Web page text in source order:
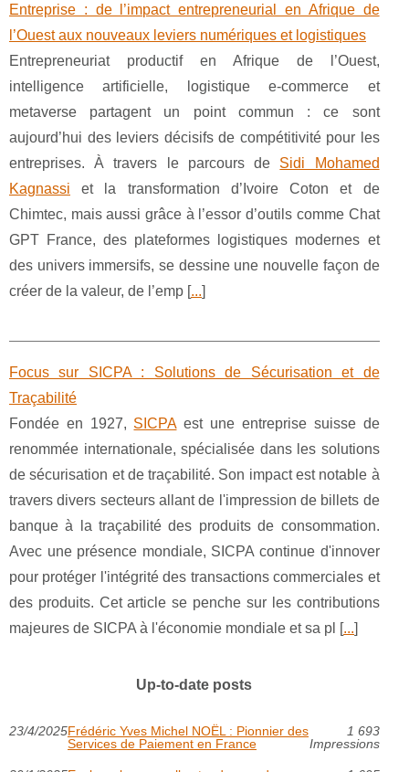
Entreprise : de l’impact entrepreneurial en Afrique de
l’Ouest aux nouveaux leviers numériques et logistiques
Entrepreneuriat productif en Afrique de l’Ouest,
intelligence artificielle, logistique e-commerce et
metaverse partagent un point commun : ce sont
aujourd’hui des leviers décisifs de compétitivité pour les
entreprises. À travers le parcours de Sidi Mohamed
Kagnassi et la transformation d’Ivoire Coton et de
Chimtec, mais aussi grâce à l’essor d’outils comme Chat
GPT France, des plateformes logistiques modernes et
des univers immersifs, se dessine une nouvelle façon de
créer de la valeur, de l’emp [...]
Focus sur SICPA : Solutions de Sécurisation et de
Traçabilité
Fondée en 1927, SICPAest une entreprise suisse de
renommée internationale, spécialisée dans les solutions
de sécurisation et de traçabilité. Son impact est notable à
travers divers secteurs allant de l'impression de billets de
banque à la traçabilité des produits de consommation.
Avec une présence mondiale, SICPA continue d'innover
pour protéger l'intégrité des transactions commerciales et
des produits. Cet article se penche sur les contributions
majeures de SICPA à l'économie mondiale et sa pl [...]
Up-to-date posts
23/4/2025Frédéric Yves Michel NOËL : Pionnier des
Services de Paiement en France
1 693
Impressions